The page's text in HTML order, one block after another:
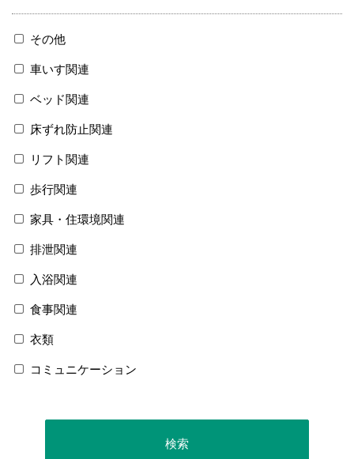
その他
車いす関連
ベッド関連
床ずれ防止関連
リフト関連
歩行関連
家具・住環境関連
排泄関連
入浴関連
食事関連
衣類
コミュニケーション